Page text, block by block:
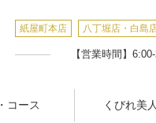
紙屋町本店 八丁堀店・白島
【営業時間】
コース くびれ美